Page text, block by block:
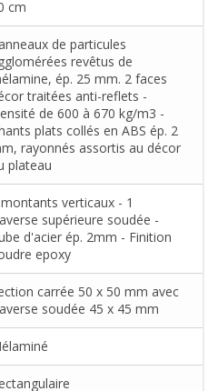
cm
de particules
revêtus de
ép. 25 mm. 2 faces
traitées anti-reflets -
de 600 à 670 kg/m3 -
plats collés en ABS ép. 2
rayonnés assortis au décor
plateau
verticaux - 1
supérieure soudée -
d'acier ép. 2mm - Finition
epoxy
carrée 50 x 50 mm avec
soudée 45 x 45 mm